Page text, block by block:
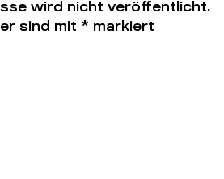
wird nicht veröffentlicht.
sind mit * markiert